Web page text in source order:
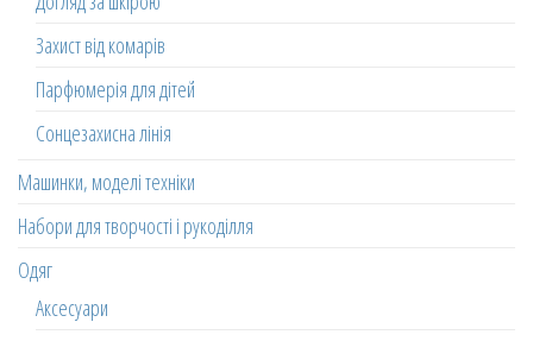
Захист від комарів
Парфюмерія для дітей
Сонцезахисна лінія
Машинки, моделі техніки
Набори для творчості і рукоділля
Одяг
Аксесуари